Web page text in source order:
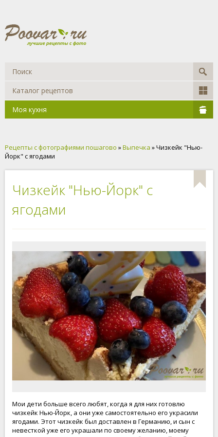
Каталог рецептов
Моя кухня
Рецепты с фотографиями пошагово »Выпечка » Чизкейк "Нью-
Йорк" с ягодами
Чизкейк "Нью-Йорк" с
ягодами
Мои дети больше всего любят, когда я для них готовлю
чизкейк Нью-Йорк, а они уже самостоятельно его украсили
ягодами. Этот чизкейк был доставлен в Германию, и сын с
невесткой уже его украшали по своему желанию, моему